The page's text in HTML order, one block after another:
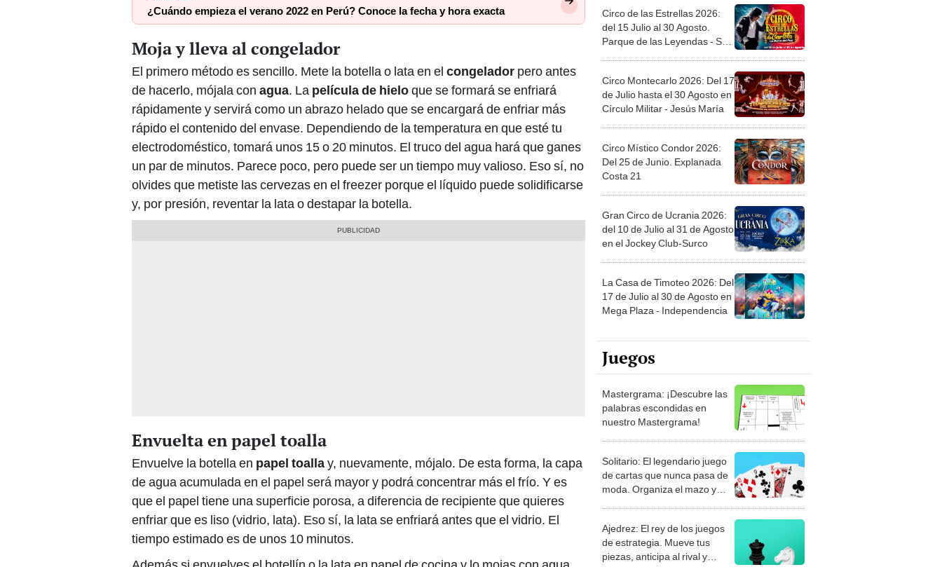
¿Cuándo empieza el verano 2022 en Perú? Conoce la fecha y hora exacta
Moja y lleva al congelador
El primero método es sencillo. Mete la botella o lata en el congelador pero antes
de hacerlo, mójala con agua. La película de hieloque se formará se enfriará
rápidamente y servirá como un abrazo helado que se encargará de enfriar más
rápido el contenido del envase. Dependiendo de la temperatura en que esté tu
electrodoméstico, tomará unos 15 o 20 minutos. El truco del agua hará que ganes
un par de minutos. Parece poco, pero puede ser un tiempo muy valioso. Eso sí, no
olvides que metiste las cervezas en el freezer porque el líquido puede solidificarse
y, por presión, reventar la lata o destapar la botella.
Envuelta en papel toalla
Envuelve la botella en papel toallay, nuevamente, mójalo. De esta forma, la capa
de agua acumulada en el papel será mayor y podrá concentrar más el frío. Y es
que el papel tiene una superficie porosa, a diferencia de recipiente que quieres
enfriar que es liso (vidrio, lata). Eso sí, la lata se enfriará antes que el vidrio. El
tiempo estimado es de unos 10 minutos.
Circo de las Estrellas 2026:
del 15 Julio al 30 Agosto.
Parque de las Leyendas - San
Circo Montecarlo 2026: Del 17
de Julio hasta el 30 Agosto en
Círculo Militar - Jesús María
Circo Místico Condor 2026:
Del 25 de Junio. Explanada
Costa 21
Gran Circo de Ucrania 2026:
del 10 de Julio al 31 de Agosto
en el Jockey Club-Surco
La Casa de Timoteo 2026: Del
17 de Julio al 30 de Agosto en
Mega Plaza - Independencia
Juegos
Mastergrama: ¡Descubre las
palabras escondidas en
nuestro Mastergrama!
Solitario: El legendario juego
de cartas que nunca pasa de
moda. Organiza el mazo y
Ajedrez: El rey de los juegos
de estrategia. Mueve tus
piezas, anticipa al rival y